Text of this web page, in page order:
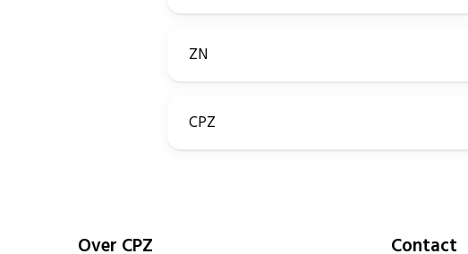
ZN
CPZ
Over CPZ Contact